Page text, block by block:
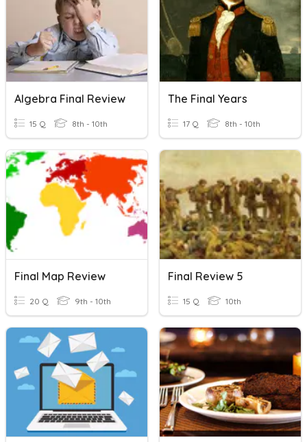
Algebra Final Review
15 Q 8th - 10th
The Final Years
17 Q 8th - 10th
Final Map Review
20 Q 9th - 10th
Final Review 5
15 Q 10th